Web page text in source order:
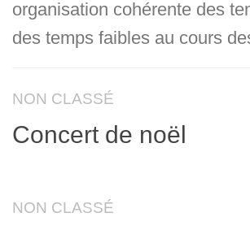
organisation cohérente des
des temps faibles au cours
NON CLASSÉ
Concert de noël
NON CLASSÉ